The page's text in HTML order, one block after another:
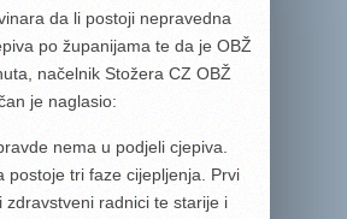
da li postoji nepravedna
po županijama te da je OBŽ
načelnik Stožera CZ OBŽ
je naglasio:
nema u podjeli cjepiva.
postoje tri faze cijepljenja. Prvi
zdravstveni radnici te starije i